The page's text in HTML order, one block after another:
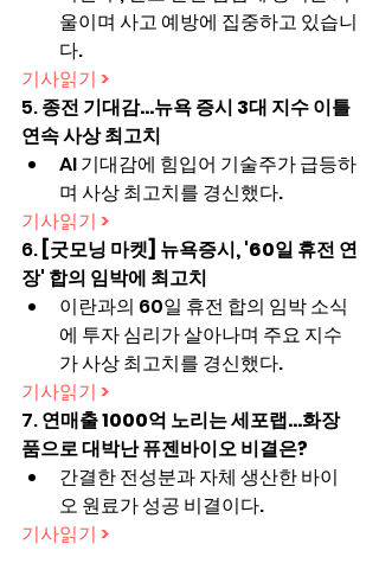
울이며 사고 예방에 집중하고 있습니
다.
기사읽기 >
5. 종전 기대감...뉴욕 증시 3대 지수 이틀
연속 사상 최고치
AI 기대감에 힘입어 기술주가 급등하
며 사상 최고치를 경신했다.
기사읽기 >
6. [굿모닝 마켓] 뉴욕증시, '60일 휴전 연
장' 합의 임박에 최고치
이란과의 60일 휴전 합의 임박 소식
에 투자 심리가 살아나며 주요 지수
가 사상 최고치를 경신했다.
기사읽기 >
7. 연매출 1000억 노리는 세포랩…화장
품으로 대박난 퓨젠바이오 비결은?
간결한 전성분과 자체 생산한 바이
오 원료가 성공 비결이다.
기사읽기 >